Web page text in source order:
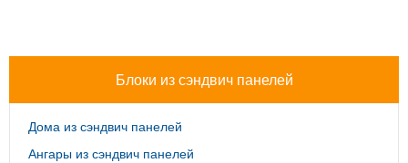
Блоки из сэндвич панелей
Дома из сэндвич панелей
Ангары из сэндвич панелей